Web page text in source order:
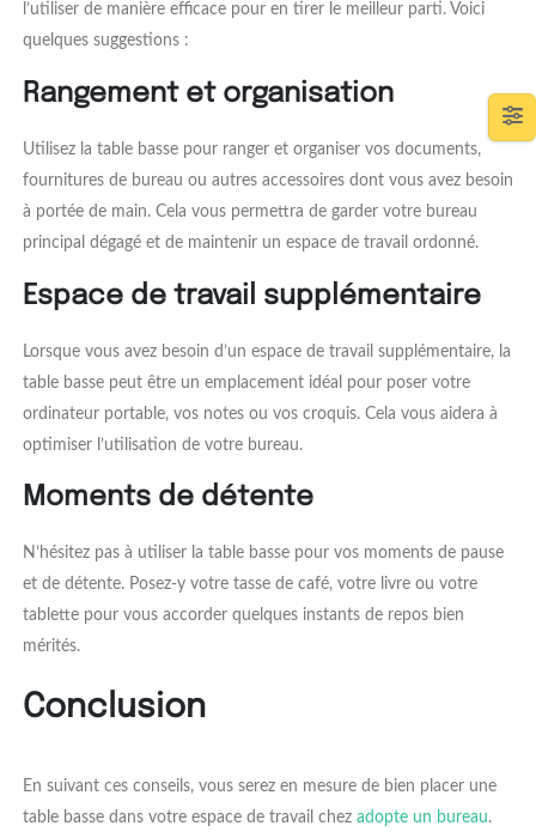
l’utiliser de manière efficace pour en tirer le meilleur parti. Voici
quelques suggestions :
Rangement et organisation
Utilisez la table basse pour ranger et organiser vos documents,
fournitures de bureau ou autres accessoires dont vous avez besoin
à portée de main. Cela vous permettra de garder votre bureau
principal dégagé et de maintenir un espace de travail ordonné.
Espace de travail supplémentaire
Lorsque vous avez besoin d’un espace de travail supplémentaire, la
table basse peut être un emplacement idéal pour poser votre
ordinateur portable, vos notes ou vos croquis. Cela vous aidera à
optimiser l’utilisation de votre bureau.
Moments de détente
N’hésitez pas à utiliser la table basse pour vos moments de pause
et de détente. Posez-y votre tasse de café, votre livre ou votre
tablette pour vous accorder quelques instants de repos bien
mérités.
Conclusion
En suivant ces conseils, vous serez en mesure de bien placer une
table basse dans votre espace de travail chez adopte un bureau.